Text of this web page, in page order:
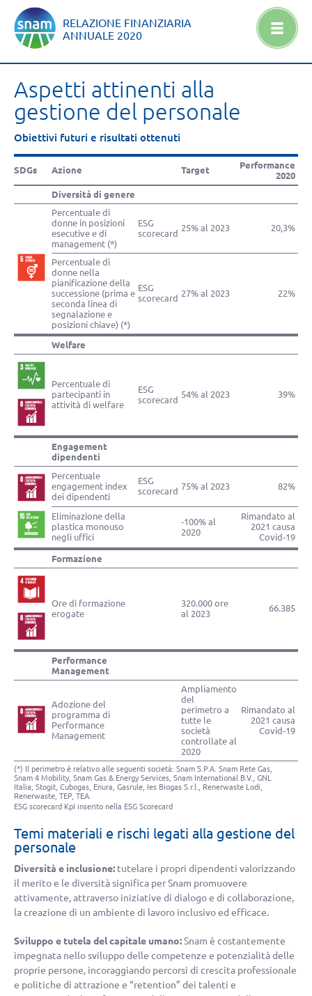
RELAZIONE FINANZIARIA
ANNUALE 2020
Aspetti attinenti alla
gestione del personale
Obiettivi futuri e risultati ottenuti
SDGs Azione Target
Performance
2020
Diversità di genere
Percentuale di
donne in posizioni
esecutive e di
management (*)
ESG
scorecard
25% al 2023 20,3%
Percentuale di
donne nella
pianificazione della
successione (prima e
seconda linea di
segnalazione e
posizioni chiave) (*)
ESG
scorecard 27% al 2023 22%
Welfare
Percentuale di
partecipanti in
attività di welfare
ESG
scorecard
54% al 2023 39%
Engagement
dipendenti
Percentuale
engagement index
dei dipendenti
ESG
scorecard 75% al 2023 82%
Eliminazione della
plastica monouso
negli uffici
-100% al
2020
Rimandato al
2021 causa
Covid-19
Formazione
Ore di formazione
erogate
320.000 ore
al 2023
66.385
Performance
Management
Adozione del
programma di
Performance
Management
Ampliamento
del
perimetro a
tutte le
società
controllate al
2020
Rimandato al
2021 causa
Covid-19
(*) Il perimetro è relativo alle seguenti società: Snam S.P.A. Snam Rete Gas,
Snam 4 Mobility, Snam Gas & Energy Services, Snam International B.V., GNL
Italia, Stogit, Cubogas, Enura, Gasrule, Ies Biogas S.r.l., Renerwaste Lodi,
Renerwaste, TEP, TEA.
ESG scorecard KpI inserito nella ESG Scorecard
Temi materiali e rischi legati alla gestione del
personale
Diversità e inclusione: tutelare i propri dipendenti valorizzando
il merito e le diversità significa per Snam promuovere
attivamente, attraverso iniziative di dialogo e di collaborazione,
la creazione di un ambiente di lavoro inclusivo ed efficace.
Sviluppo e tutela del capitale umano:Snam è costantemente
impegnata nello sviluppo delle competenze e potenzialità delle
proprie persone, incoraggiando percorsi di crescita professionale
e politiche di attrazione e “retention” dei talenti e